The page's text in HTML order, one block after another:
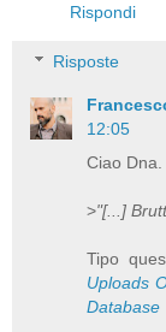
Rispondi
Risposte
12:05
Ciao Dna.
>"[...]
Tipo
Uploads
Database